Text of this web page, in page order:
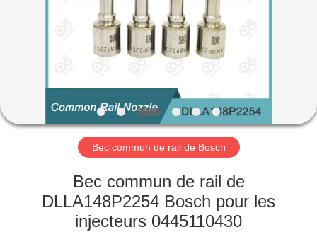
PRODUITS
À
PROPOS
Bec commun de rail de Bosch
Bec commun de rail de
DLLA148P2254 Bosch pour les
injecteurs 0445110430